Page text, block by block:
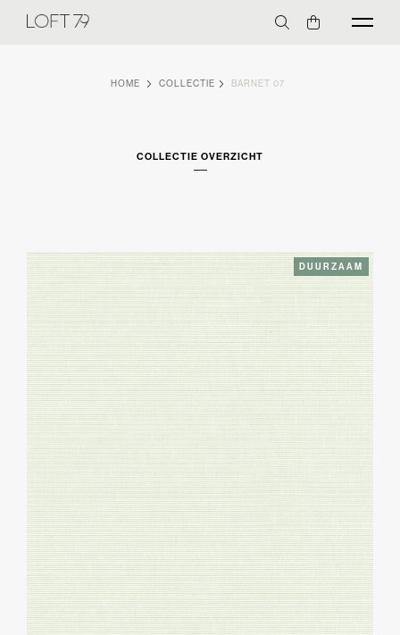
HOME COLLECTIE BARNET 07
COLLECTIE OVERZICHT
DUURZAAM